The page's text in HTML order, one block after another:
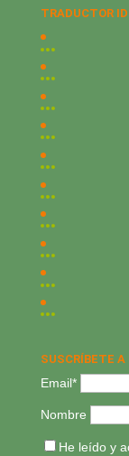
TRADUCTOR
SUSCRÍBETE
Email*
Nombre
He leído y